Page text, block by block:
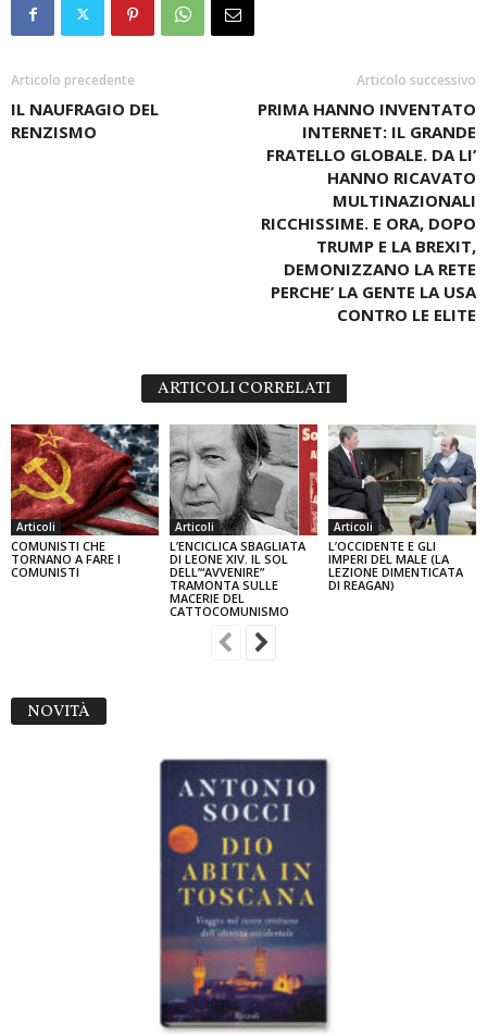
Articolo precedente
IL NAUFRAGIO DEL
RENZISMO
Articolo successivo
PRIMA HANNO INVENTATO
INTERNET: IL GRANDE
FRATELLO GLOBALE. DA LI’
HANNO RICAVATO
MULTINAZIONALI
RICCHISSIME. E ORA, DOPO
TRUMP E LA BREXIT,
DEMONIZZANO LA RETE
PERCHE’ LA GENTE LA USA
CONTRO LE ELITE
ARTICOLI CORRELATI
Articoli
COMUNISTI CHE
TORNANO A FARE I
COMUNISTI
Articoli
L’ENCICLICA SBAGLIATA
DI LEONE XIV. IL SOL
DELL’“AVVENIRE”
TRAMONTA SULLE
MACERIE DEL
CATTOCOMUNISMO
Articoli
L’OCCIDENTE E GLI
IMPERI DEL MALE (LA
LEZIONE DIMENTICATA
DI REAGAN)
NOVITÀ